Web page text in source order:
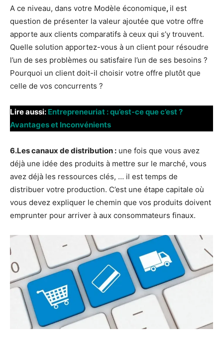
A ce niveau, dans votre Modèle économique, il est
question de présenter la valeur ajoutée que votre offre
apporte aux clients comparatifs à ceux qui s’y trouvent.
Quelle solution apportez-vous à un client pour résoudre
l’un de ses problèmes ou satisfaire l’un de ses besoins ?
Pourquoi un client doit-il choisir votre offre plutôt que
celle de vos concurrents ?
Lire aussi: Entrepreneuriat : qu’est-ce que c’est ?
Avantages et Inconvénients
6.Les canaux de distribution : une fois que vous avez
déjà une idée des produits à mettre sur le marché, vous
avez déjà les ressources clés, … il est temps de
distribuer votre production. C’est une étape capitale où
vous devez expliquer le chemin que vos produits doivent
emprunter pour arriver à aux consommateurs finaux.